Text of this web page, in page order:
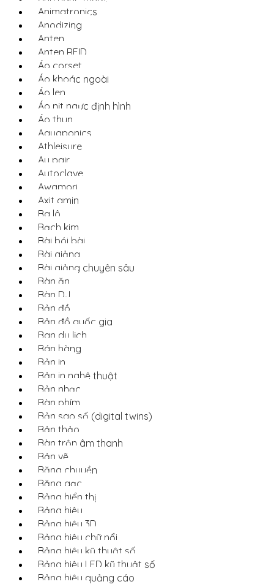
Animatronics
Anodizing
Anten
Anten RFID
Áo corset
Áo khoác ngoài
Áo len
Áo nịt ngực định hình
Áo thun
Aquaponics
Athleisure
Au pair
Autoclave
Awamori
Axit amin
Ba lô
Bạch kim
Bài bói bài
Bài giảng
Bài giảng chuyên sâu
Bàn ăn
Bàn DJ
Bản đồ
Bản đồ quốc gia
Ban du lịch
Bán hàng
Bản in
Bản in nghệ thuật
Bản nhạc
Bàn phím
Bản sao số (digital twins)
Bản thảo
Bàn trộn âm thanh
Bản vẽ
Băng chuyền
Băng gạc
Bảng hiển thị
Bảng hiệu
Bảng hiệu 3D
Bảng hiệu chữ nổi
Bảng hiệu kỹ thuật số
Bảng hiệu LED kỹ thuật số
Bảng hiệu quảng cáo